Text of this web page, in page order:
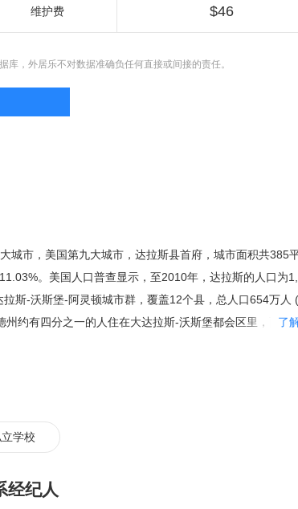
维护费 $46
，外居乐不对数据准确负任何直接或间接的责任。
城市，美国第九大城市，达拉斯县首府，城市面积共385
。美国人口普查显示，至2010年，达拉斯的人口为
斯-沃斯堡-阿灵顿城市群，覆盖12个县，总人口654万人
约有四分之一的人住在大达拉斯-沃斯堡都会区里，而达
位于德州北部，达拉斯是美国南部主要都市圈，以及美国
路陆续通达，发展成为全国主要棉花市场之一。1930年东
美国南部重要的石油城，城市东、西大油田所产的原油经
械等工业发达，在市区设有办事处的石油公司多达600家左
了
学校
经纪人